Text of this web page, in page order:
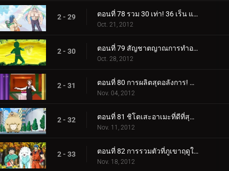
2 - 29 ตอนที่ 78 รวม 30 เท่า! 36 เร็น แฝดคูกิพันช์!
Oct. 21, 2012
2 - 30 ตอนที่ 79 สัญชาตญาณการทำอาหาร! โคมัตสึกับปลาสลิดเรืองแสง!
Oct. 28, 2012
2 - 31 ตอนที่ 80 การผลิตสุดอลังการ! บริการมื้ออาหารขั้นสุดยอด!
Nov. 04, 2012
2 - 32 ตอนที่ 81 ชิโตเสะอาเมะที่ดีที่สุด! เรื่องราวของโคมัตสึและยุน
Nov. 11, 2012
2 - 33 ตอนที่ 82 การรวมตัวที่ภูเขาฤดูใบไม้ร่วง! เทอร์ริม ยุน คิส และควิน!
Nov. 18, 2012